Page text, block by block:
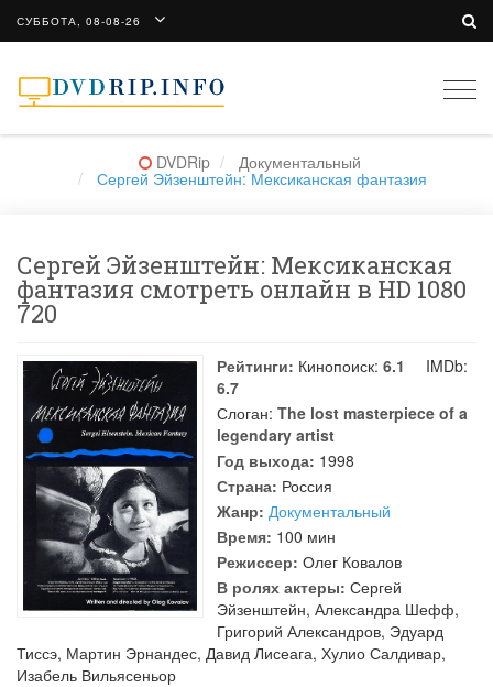
СУББОТА, 08-08-26
DVDRip Документальный
Сергей Эйзенштейн: Мексиканская фантазия
Сергей Эйзенштейн: Мексиканская
фантазия смотреть онлайн в HD 1080
720
Рейтинги: Кинопоиск: 6.1
IMDb:
6.7
Слоган: The lost masterpiece of a
legendary artist
Год выхода: 1998
Страна: Россия
Жанр: Документальный
Время: 100 мин
Режиссер: Олег Ковалов
В ролях актеры: Сергей
Эйзенштейн, Александра Шефф,
Григорий Александров, Эдуард
Тиссэ, Мартин Эрнандес, Давид Лисеага, Хулио Салдивар,
Изабель Вильясеньор